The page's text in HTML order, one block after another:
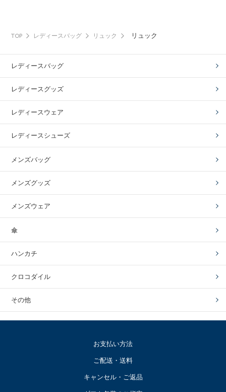
TOP レディースバッグ リュック リュック
レディースバッグ
レディースグッズ
レディースウェア
レディースシューズ
メンズバッグ
メンズグッズ
メンズウェア
傘
ハンカチ
クロコダイル
その他
お支払い方法
ご配送・送料
キャンセル・ご返品